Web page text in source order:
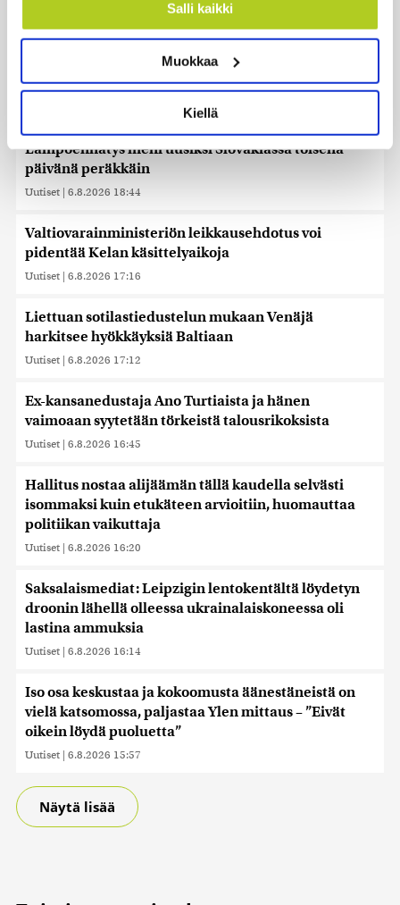
mahdollisesti muutaman metrin tarkkuudella
ominaispiirteitä aktiivisesti (sormenjäljen
Lue lisää siitä, miten henkilötietojasi käsitellään ja miten
suostumustasi tai peruuttaa sen milloin vain
evästeilmoituksessa.
Käytämme evästeitä tarjoamamme sisällön ja mainosten
räätälöimiseen, sosiaalisen median ominaisuuksien
jaamme sosiaalisen median, mainosalan ja analytiikka-
alan kumppaneillemme tietoja siitä, miten käytät
sivustoamme. Kumppanimme voivat yhdistää näitä
kerätty, kun olet käyttänyt heidän palvelujaan. Tietoja
saatetaan myös siirtää ulkomaille.
Salli kaikki
Muokkaa
Kiellä
Veriputouksesta löydettiin muinoin eristyksiin
jäänyttä elämää
Lämpöennätys meni uusiksi Slovakiassa toisena
päivänä peräkkäin
Uutiset | 6.8.2026 18:44
Valtiovarainministeriön leikkausehdotus voi
pidentää Kelan käsittelyaikoja
Uutiset | 6.8.2026 17:16
Liettuan sotilastiedustelun mukaan Venäjä
harkitsee hyökkäyksiä Baltiaan
Uutiset | 6.8.2026 17:12
Ex-kansanedustaja Ano Turtiaista ja hänen
vaimoaan syytetään törkeistä talousrikoksista
Uutiset | 6.8.2026 16:45
Hallitus nostaa alijäämän tällä kaudella selvästi
isommaksi kuin etukäteen arvioitiin, huomauttaa
politiikan vaikuttaja
Uutiset | 6.8.2026 16:20
Saksalaismediat: Leipzigin lentokentältä löydetyn
droonin lähellä olleessa ukrainalaiskoneessa oli
lastina ammuksia
Uutiset | 6.8.2026 16:14
Iso osa keskustaa ja kokoomusta äänestäneistä on
vielä katsomossa, paljastaa Ylen mittaus – ”Eivät
oikein löydä puoluetta”
Uutiset | 6.8.2026 15:57
Näytä lisää